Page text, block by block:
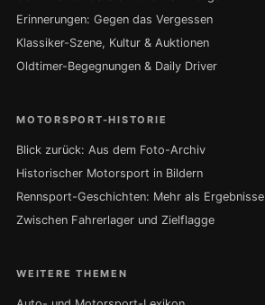
Erinnerungen: Gegen das Vergessen
Klassiker-Szene, Kultur & Auktionen
Oldtimer-Begegnungen & Daily Driver
MOTORSPORT-HISTORIE
Blick zurück: Aus dem Foto-Archiv
Historischer Motorsport in Bildern
Rennsport-Geschichten: Mehr als Ergebnisse
Zwischen Fahrerlager und Zielflagge
WEITERE THEMEN